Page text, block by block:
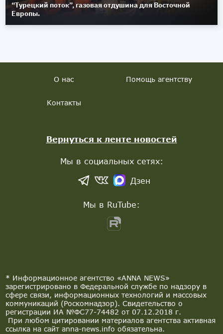
“Турецкий поток”, газовая отдушина для Восточной
Европы.
* Информационное агентство «ANNA NEWS»
зарегистрировано в Федеральной службе по надзору в
сфере связи, информационных технологий и массовых
коммуникаций (Роскомнадзор). Свидетельство о
регистрации ИА №ФС77-74482 от 07.12.2018 г.
При любом цитировании материалов агентства активная
ссылка на сайт anna-news.info обязательна.
О нас Помощь агентству
Контакты
Вернуться к ленте новостей
Мы в социальных сетях:
Дзен
Мы в RuTube: